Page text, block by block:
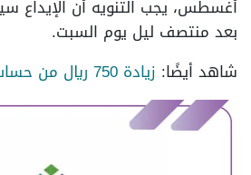
بعد منتصف ليل يوم السبت.
شاهد أيضًا: زيادة 750 ريال من حساب المواطن